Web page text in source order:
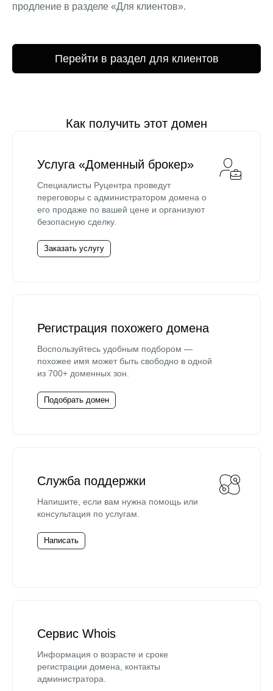
продление в разделе «Для клиентов».
Перейти в раздел для клиентов
Как получить этот домен
Услуга «Доменный брокер»
Специалисты Руцентра проведут
переговоры с администратором домена о
его продаже по вашей цене и организуют
безопасную сделку.
Заказать услугу
Регистрация похожего домена
Воспользуйтесь удобным подбором —
похожее имя может быть свободно в одной
из 700+ доменных зон.
Подобрать домен
Служба поддержки
Напишите, если вам нужна помощь или
консультация по услугам.
Написать
Сервис Whois
Информация о возрасте и сроке
регистрации домена, контакты
администратора.